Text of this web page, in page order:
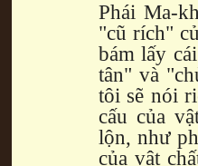
Phái Ma-
"cũ rích"
bám lấy
tân" và
tôi sẽ nói
cấu của
lộn, như
của vật